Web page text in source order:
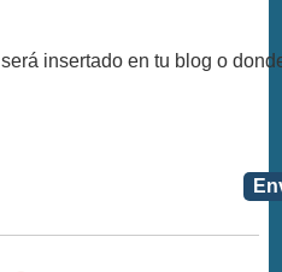
insertado en tu blog o